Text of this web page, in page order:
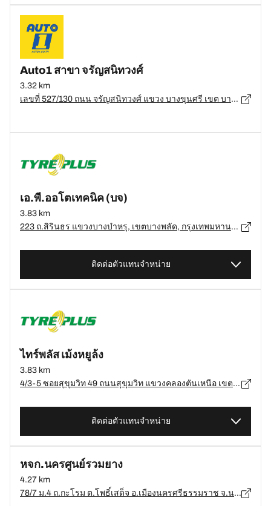
Auto1 สาขา จรัญสนิทวงศ์
3.32 km
เลขที่ 527/130 ถนน จรัญสนิทวงศ์ แขวง บางขุนศรี เขต บางกอกน้อย, กรุงเทพมหานคร - 10700
เอ.พี.ออโตเทคนิค (บจ)
3.83 km
223 ถ.สิรินธร แขวงบางบำหรุ, เขตบางพลัด, กรุงเทพมหานคร 10700, เขตบางพลัด - 10700
ติดต่อตัวแทนจำหน่าย
ไทร์พลัส เม้งหยูล้ง
3.83 km
4/3-5 ซอยสุขุมวิท 49 ถนนสุขุมวิท แขวงคลองตันเหนือ เขตวัฒนา กรุงเทพมหานคร 10110, กรุงเทพมหานคร - 10110
ติดต่อตัวแทนจำหน่าย
หจก.นครศูนย์รวมยาง
4.27 km
78/7 ม.4 ถ.กะโรม ต.โพธิ์เสด็จ อ.เมืองนครศรีธรรมราช จ.นครศรีธรรมราช, นครศรีธรรมราช - 80000